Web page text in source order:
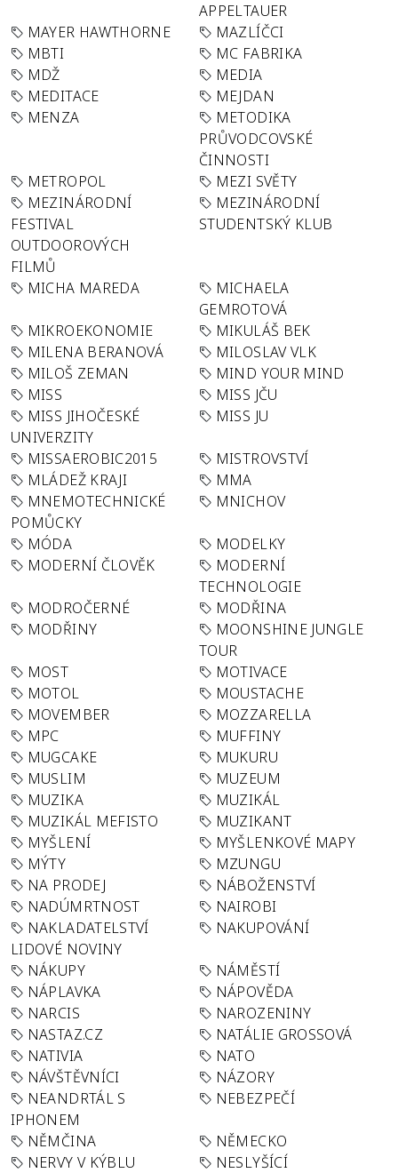
APPELTAUER
MAYER HAWTHORNE
MAZLÍČCI
MBTI
MC FABRIKA
MDŽ
MEDIA
MEDITACE
MEJDAN
MENZA
METODIKA
PRŮVODCOVSKÉ
ČINNOSTI
METROPOL
MEZI SVĚTY
MEZINÁRODNÍ
FESTIVAL
OUTDOOROVÝCH
FILMŮ
MEZINÁRODNÍ
STUDENTSKÝ KLUB
MICHA MAREDA
MICHAELA
GEMROTOVÁ
MIKROEKONOMIE
MIKULÁŠ BEK
MILENA BERANOVÁ
MILOSLAV VLK
MILOŠ ZEMAN
MIND YOUR MIND
MISS
MISS JČU
MISS JIHOČESKÉ
UNIVERZITY
MISS JU
MISSAEROBIC2015
MISTROVSTVÍ
MLÁDEŽ KRAJI
MMA
MNEMOTECHNICKÉ
POMŮCKY
MNICHOV
MÓDA
MODELKY
MODERNÍ ČLOVĚK
MODERNÍ
TECHNOLOGIE
MODROČERNÉ
MODŘINA
MODŘINY
MOONSHINE JUNGLE
TOUR
MOST
MOTIVACE
MOTOL
MOUSTACHE
MOVEMBER
MOZZARELLA
MPC
MUFFINY
MUGCAKE
MUKURU
MUSLIM
MUZEUM
MUZIKA
MUZIKÁL
MUZIKÁL MEFISTO
MUZIKANT
MYŠLENÍ
MYŠLENKOVÉ MAPY
MÝTY
MZUNGU
NA PRODEJ
NÁBOŽENSTVÍ
NADÚMRTNOST
NAIROBI
NAKLADATELSTVÍ
LIDOVÉ NOVINY
NAKUPOVÁNÍ
NÁKUPY
NÁMĚSTÍ
NÁPLAVKA
NÁPOVĚDA
NARCIS
NAROZENINY
NASTAZ.CZ
NATÁLIE GROSSOVÁ
NATIVIA
NATO
NÁVŠTĚVNÍCI
NÁZORY
NEANDRTÁL S
IPHONEM
NEBEZPEČÍ
NĚMČINA
NĚMECKO
NERVY V KÝBLU
NESLYŠÍCÍ